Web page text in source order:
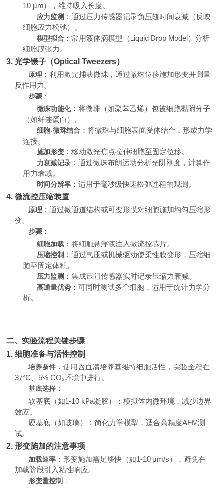
10 μm），维持吸入长度。
应力监测 ：通过压力传感器记录负压随时间衰减（反映
细胞应力松弛）。
模型拟合 ：常用液体滴模型（Liquid Drop Model）分析
细胞膜张力。
3. 光学镊子（Optical Tweezers）
原理 ：利用激光捕获微珠，通过微珠位移施加形变并测量
反作用力。
步骤 ：
微珠功能化：将微珠（如聚苯乙烯）包被细胞黏附分子
（如纤连蛋白）。
细胞-微珠结合 ：将微珠与细胞表面受体结合，形成力学
连接。
施加形变 ：移动激光焦点拉伸细胞至固定位移。
力衰减记录 ：通过微珠布朗运动分析光阱刚度，计算作
用力衰减。
时间分辨率 ：适用于毫秒级快速松弛过程的观测。
4. 微流控压缩装置
原理 ：通过微通道结构或可变形膜对细胞施加均匀压缩形
变。
步骤 ：
细胞加载 ：将细胞悬浮液注入微流控芯片。
压缩控制 ：通过气压或机械驱动使柔性膜变形，压缩细
胞至固定体积。
压力监测 ：集成压阻传感器实时记录压缩力衰减。
高通量优势 ：可同时测试多个细胞，适用于统计力学分
析。
二、实验流程关键步骤
1. 细胞准备与活性控制
培养条件 ：使用含血清培养基维持细胞活性，实验全程在
37°C、5% CO₂环境中进行。
基底选择 ：
软基底（如1-10 kPa凝胶）：模拟体内微环境，减少边界
效应。
硬基底（如玻璃）：简化力学模型，适合高精度AFM测
试。
2. 形变施加的注意事项
加载速率 ：形变施加需足够快（如1-10 μm/s），避免在
加载阶段引入粘性响应。
形变量控制 ：